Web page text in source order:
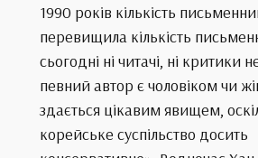
1990 років кількість
перевищила кількість
сьогодні ні читачі, ні критики
певний автор є чоловіком чи
здається цікавим явищем,
корейське суспільство досить